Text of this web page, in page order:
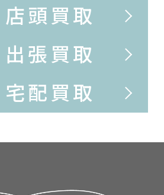
店頭買取
出張買取
宅配買取